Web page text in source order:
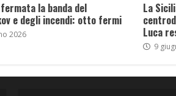
la banda del
e degli incendi: otto fermi
2026
La
Luca
9